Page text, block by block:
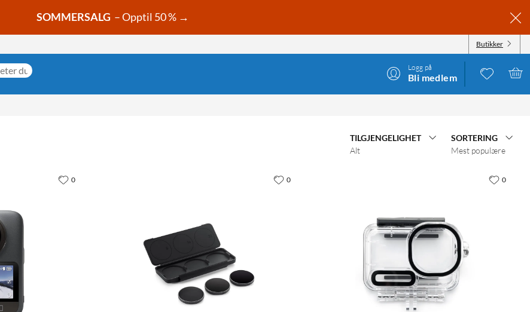
SOMMERSALG – Opptil 50 % →
Butikker
Logg på
Bli medlem
TILGJENGELIGHET
Alt
SORTERING
Mest populære
0 0 0